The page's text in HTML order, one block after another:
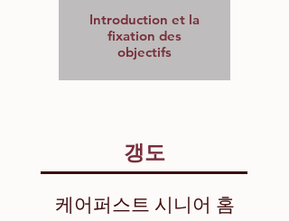
Introduction et la
fixation des
objectifs
갱도
케어퍼스트 시니어 홈